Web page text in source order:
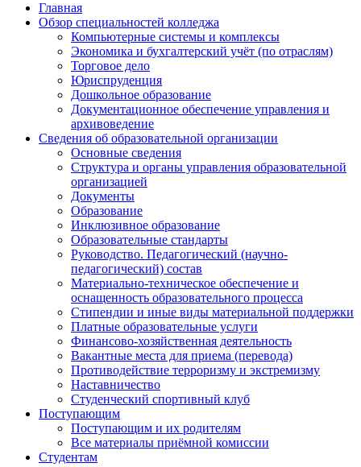
Главная
Обзор специальностей колледжа
Компьютерные системы и комплексы
Экономика и бухгалтерский учёт (по отраслям)
Торговое дело
Юриспруденция
Дошкольное образование
Документационное обеспечение управления и
архивоведение
Сведения об образовательной организации
Основные сведения
Структура и органы управления образовательной
организацией
Документы
Образование
Инклюзивное образование
Образовательные стандарты
Руководство. Педагогический (научно-
педагогический) состав
Материально-техническое обеспечение и
оснащенность образовательного процесса
Стипендии и иные виды материальной поддержки
Платные образовательные услуги
Финансово-хозяйственная деятельность
Вакантные места для приема (перевода)
Противодействие терроризму и экстремизму
Наставничество
Студенческий спортивный клуб
Поступающим
Поступающим и их родителям
Все материалы приёмной комиссии
Студентам